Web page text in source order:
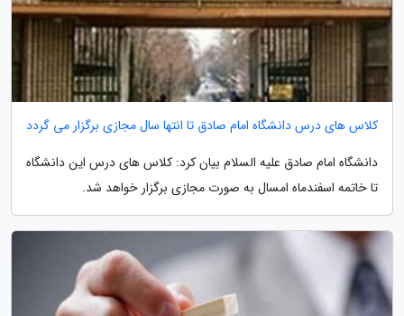
کلاس های درس دانشگاه امام صادق تا انتها سال مجازی برگزار می گردد
دانشگاه امام صادق علیه السلام بیان کرد: کلاس های درس این دانشگاه
تا خاتمه اسفندماه امسال به صورت مجازی برگزار خواهد شد.